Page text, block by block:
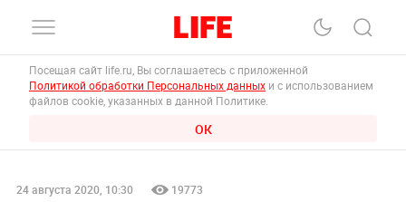
Посещая сайт life.ru, Вы соглашаетесь с приложенной
Политикой обработки Персональных данных и с использованием
файлов cookie, указанных в данной Политике.
ОК
24 августа 2020, 10:30 19773